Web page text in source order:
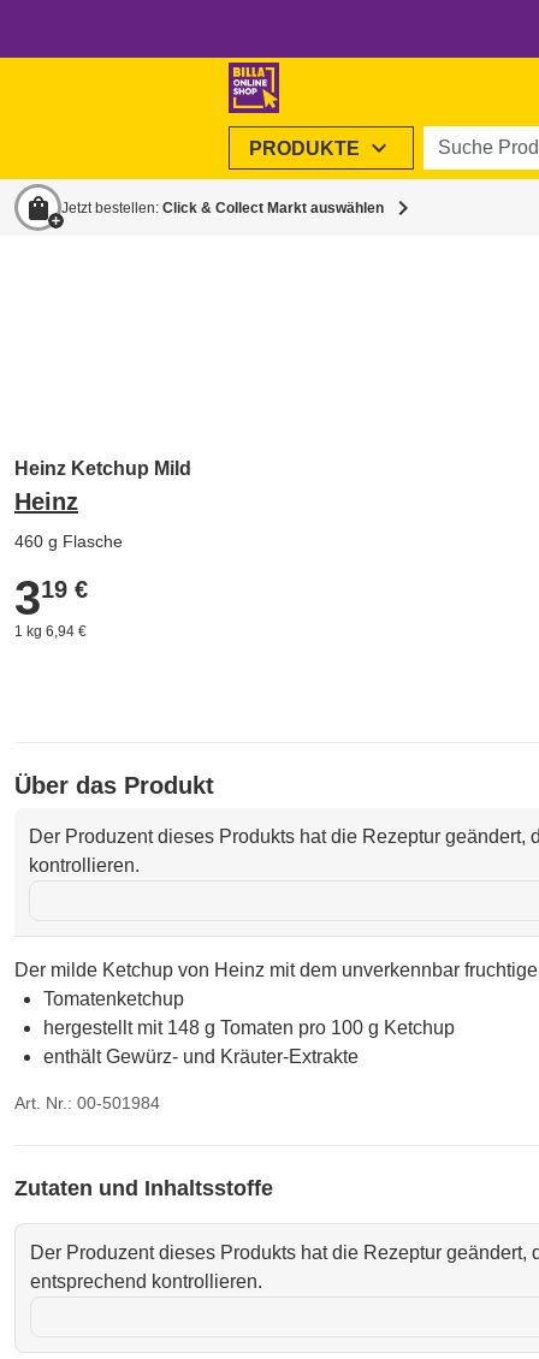
PRODUKTE expand_more Suche
shopping_bag Jetzt bestellen: Click & Collect Markt auswählen chevron_right
Heinz Ketchup Mild
Heinz
460 g Flasche
3,19 €
319 €
1 kg 6,94 €
Über das Produkt
Der Produzent dieses Produkts hat die Rezeptur
kontrollieren.
Der milde Ketchup von Heinz mit dem unverkennbar
Tomatenketchup
hergestellt mit 148 g Tomaten pro 100 g Ketchup
enthält Gewürz- und Kräuter-Extrakte
Art. Nr.: 00-501984
Zutaten und Inhaltsstoffe
Der Produzent dieses Produkts hat die Rezeptur
entsprechend kontrollieren.